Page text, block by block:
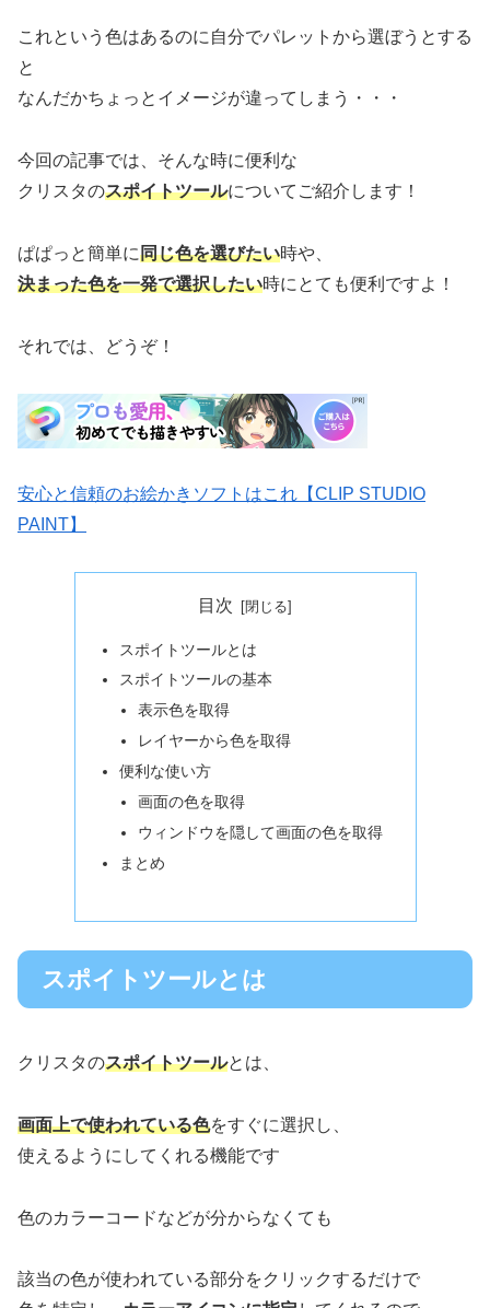
これという色はあるのに自分でパレットから選ぼうとする
と
なんだかちょっとイメージが違ってしまう・・・
今回の記事では、そんな時に便利な
クリスタのスポイトツールについてご紹介します！
ぱぱっと簡単に同じ色を選びたい時や、
決まった色を一発で選択したい時にとても便利ですよ！
それでは、どうぞ！
安心と信頼のお絵かきソフトはこれ【CLIP STUDIO
PAINT】
目次
スポイトツールとは
スポイトツールの基本
表示色を取得
レイヤーから色を取得
便利な使い方
画面の色を取得
ウィンドウを隠して画面の色を取得
まとめ
スポイトツールとは
クリスタのスポイトツールとは、
画面上で使われている色をすぐに選択し、
使えるようにしてくれる機能です
色のカラーコードなどが分からなくても
該当の色が使われている部分をクリックするだけで